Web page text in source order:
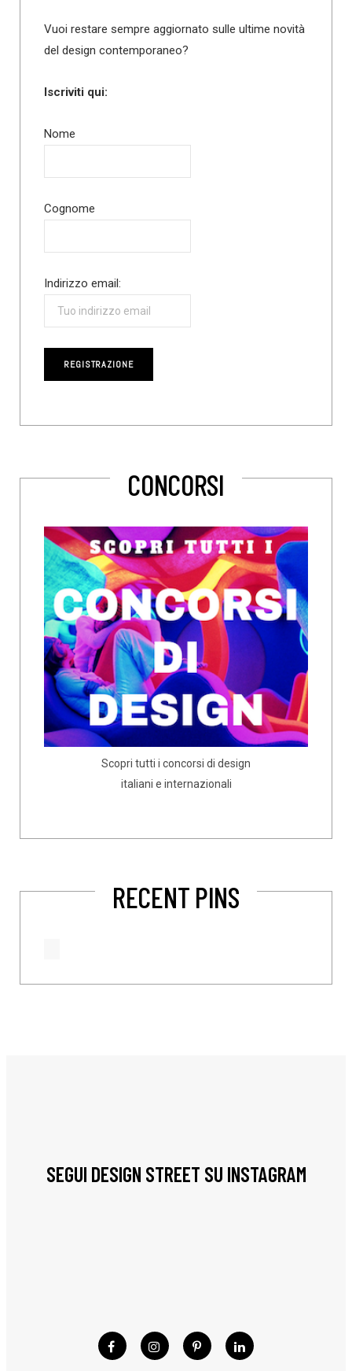
Vuoi restare sempre aggiornato sulle ultime novità
del design contemporaneo?
Iscriviti qui:
Nome
Cognome
Indirizzo email:
CONCORSI
Scopri tutti i concorsi di design
italiani e internazionali
RECENT PINS
SEGUI DESIGN STREET SU INSTAGRAM